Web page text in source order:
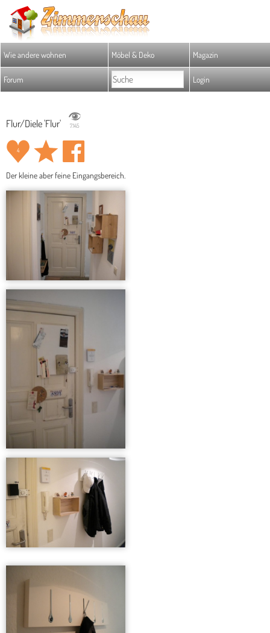
Wie andere wohnen Möbel & Deko Magazin
Forum Login
Flur/Diele 'Flur' 7.145
4
Der kleine aber feine Eingangsbereich.